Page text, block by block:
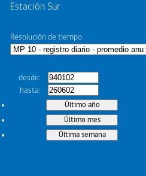
Estación Sur
Resolución de tiempo
desde
hasta